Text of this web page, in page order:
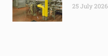
25 July 2026